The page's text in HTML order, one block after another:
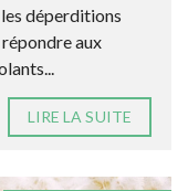
déperditions
répondre aux
LIRE LA SUITE